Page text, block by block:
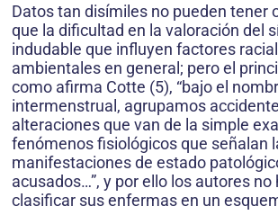
Datos tan disímiles no pueden tener
que la dificultad en la valoración del
indudable que influyen factores
ambientales en general; pero el
como afirma Cotte (5), “bajo el
intermenstrual, agrupamos
alteraciones que van de la simple
fenómenos fisiológicos que señalan
manifestaciones de estado
acusados…”, y por ello los autores no
clasificar sus enfermas en un